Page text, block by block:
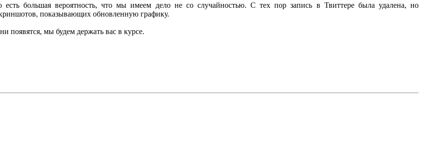
большая вероятность, что мы имеем дело не со случайностью. С тех пор запись в Твиттере была удалена, но
показывающих обновленную графику.
мы будем держать вас в курсе.